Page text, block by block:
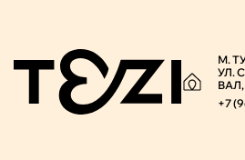
М.
УЛ.
ВАЛ,
+7